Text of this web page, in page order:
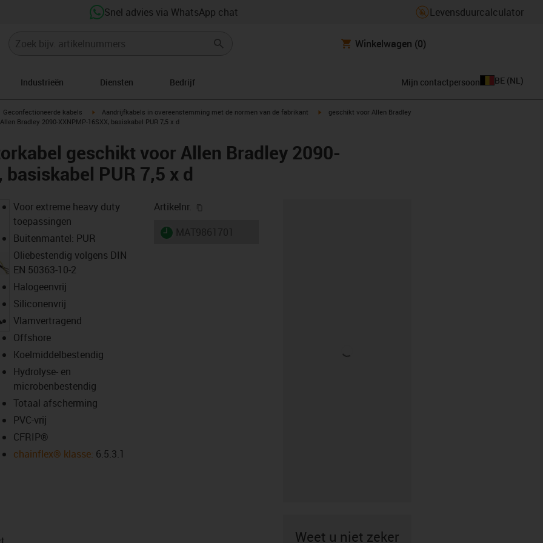
Snel advies via WhatsApp chat Levensduurcalculator
Winkelwagen (0)
Industrieën Diensten Bedrijf Mijn contactpersoon BE (NL )
igus-icon-arrow-right
Geconfectioneerde kabels igus-icon-arrow-right
Aandrijfkabels in overeenstemming met de normen van de fabrikant igus-icon-arrow-right
geschikt voor Allen Bradley
Bradley 2090-XXNPMP-16SXX, basiskabel PUR 7,5 x d
geschikt voor Allen Bradley 2090-
PUR 7,5 x d
igus-icon-lupe
Voor extreme heavy duty
toepassingen
Buitenmantel: PUR
Oliebestendig volgens DIN
EN 50363-10-2
Halogeenvrij
Siliconenvrij
Vlamvertragend
Offshore
Koelmiddelbestendig
Hydrolyse- en
microbenbestendig
Totaal afscherming
PVC-vrij
CFRIP®
chainflex® klasse: 6.5.3.1
Artikelnr.
igus-icon-lieferzeit
Weet u niet zeker